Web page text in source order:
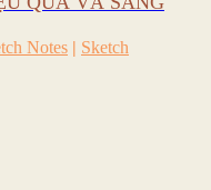
Notes | Sketch